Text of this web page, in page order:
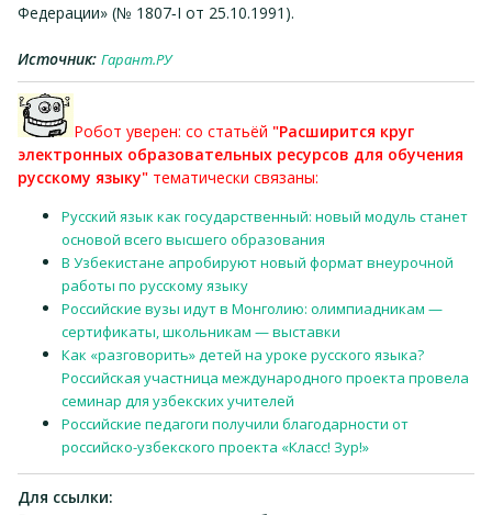
Федерации» (№ 1807‑I от 25.10.1991).
Источник: Гарант.РУ
Робот уверен: со статьёй "Расширится круг
электронных образовательных ресурсов для обучения
русскому языку" тематически связаны:
Русский язык как государственный: новый модуль станет
основой всего высшего образования
В Узбекистане апробируют новый формат внеурочной
работы по русскому языку
Российские вузы идут в Монголию: олимпиадникам —
сертификаты, школьникам — выставки
Как «разговорить» детей на уроке русского языка?
Российская участница международного проекта провела
семинар для узбекских учителей
Российские педагоги получили благодарности от
российско-узбекского проекта «Класс! Зур!»
Для ссылки: